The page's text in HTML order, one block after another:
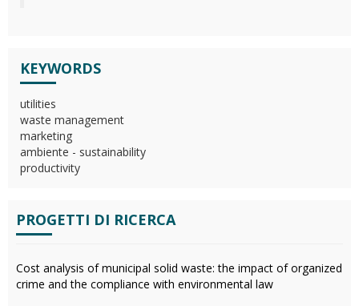
KEYWORDS
utilities
waste management
marketing
ambiente - sustainability
productivity
PROGETTI DI RICERCA
Cost analysis of municipal solid waste: the impact of organized
crime and the compliance with environmental law